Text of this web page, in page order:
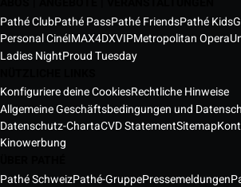
Pathé ClubPathé PassPathé FriendsPathé Kids
Personal CinéIMAX4DXVIPMetropolitan Opera
Ladies NightProud Tuesday
Konfiguriere deine CookiesRechtliche Hinweise
Allgemeine Geschäftsbedingungen und
Datenschutz-ChartaCVD StatementSitemap
Kinowerbung
Pathé SchweizPathé-GruppePressemeldungen